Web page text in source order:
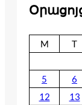
M
T
5
6
12
13